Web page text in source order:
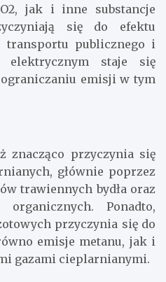
jak i inne substancje
się do efektu
transportu publicznego i
elektrycznym staje się
emisji w tym
znacząco przyczynia się
głównie poprzez
trawiennych bydła oraz
Ponadto,
przyczynia się do
emisje metanu, jak i
gazami cieplarnianymi.